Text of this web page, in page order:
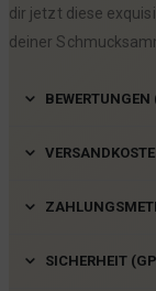
dir jetzt diese
deiner
BEWERTUNGEN
SICHERHEIT